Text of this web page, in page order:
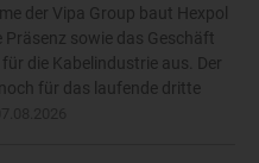
der Vipa Group baut Hexpol
Präsenz sowie das Geschäft
die Kabelindustrie aus. Der
für das laufende dritte